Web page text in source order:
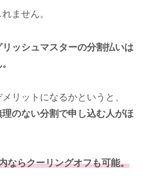
ません。
ッシュマスターの分割払いは
リットになるかというと、
のない分割で申し込む人がほ
ならクーリングオフも可能。